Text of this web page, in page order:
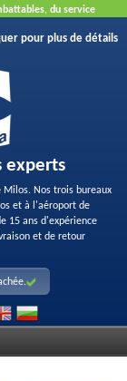
, du service
pour plus de détails
experts
Milos. Nos trois bureaux
et à l'aéroport de
15 ans d'expérience
et de retour